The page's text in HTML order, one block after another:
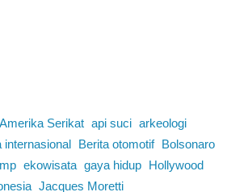
Amerika Serikat api suci arkeologi
internasional Berita otomotif
Bolsonaro
ekowisata gaya hidup
Hollywood
Jacques Moretti